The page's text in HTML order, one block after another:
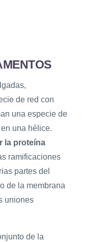
de red con
una especie de
una hélice.
la proteína
ramificaciones
partes del
de la membrana
uniones
de la